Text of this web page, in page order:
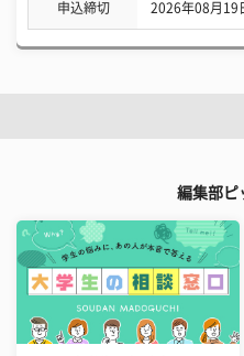
申込締切 2026年08月19
編集部ピ